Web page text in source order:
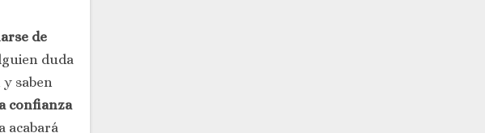
de
duda
saben
confianza
acabará